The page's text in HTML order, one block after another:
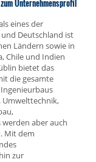
zum Unternehmensprofil
eines der
Deutschland ist
Ländern sowie in
Chile und Indien
bietet das
die gesamte
Umwelttechnik,
aber auch
Mit dem
zur